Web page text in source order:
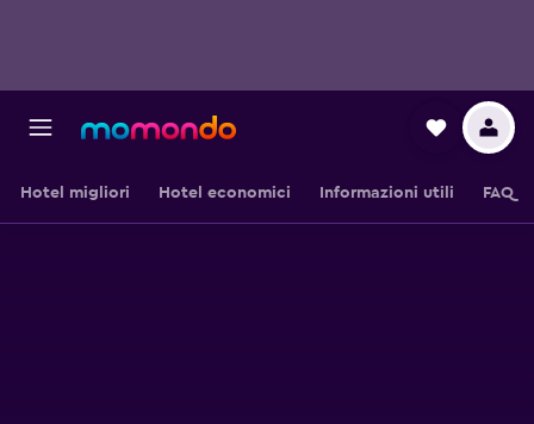
Hotel migliori Hotel economici Informazioni utili FAQ